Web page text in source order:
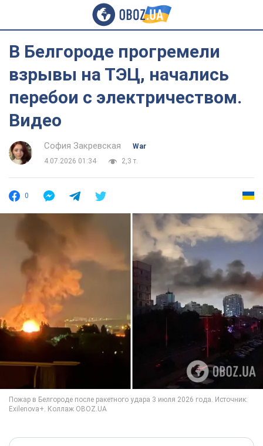
В Белгороде прогремели
взрывы на ТЭЦ, начались
перебои с электричеством.
Видео
София Закревская
War
4.07.2026 01:34
2,3 т.
0